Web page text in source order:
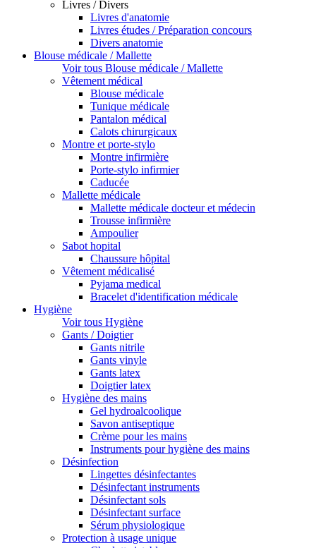
Livres / Divers
Livres d'anatomie
Livres études / Préparation concours
Divers anatomie
Blouse médicale / Mallette
Voir tous Blouse médicale / Mallette
Vêtement médical
Blouse médicale
Tunique médicale
Pantalon médical
Calots chirurgicaux
Montre et porte-stylo
Montre infirmière
Porte-stylo infirmier
Caducée
Mallette médicale
Mallette médicale docteur et médecin
Trousse infirmière
Ampoulier
Sabot hopital
Chaussure hôpital
Vêtement médicalisé
Pyjama medical
Bracelet d'identification médicale
Hygiène
Voir tous Hygiène
Gants / Doigtier
Gants nitrile
Gants vinyle
Gants latex
Doigtier latex
Hygiène des mains
Gel hydroalcoolique
Savon antiseptique
Crème pour les mains
Instruments pour hygiène des mains
Désinfection
Lingettes désinfectantes
Désinfectant instruments
Désinfectant sols
Désinfectant surface
Sérum physiologique
Protection à usage unique